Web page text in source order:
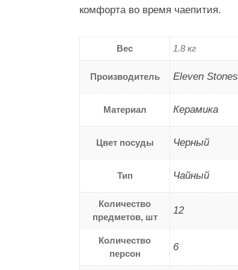
комфорта во время чаепития.
Вес 1.8 кг
Производитель Eleven Stones
Материал Керамика
Цвет посуды Черный
Тип Чайный
Количество
предметов, шт
12
Количество
персон
6